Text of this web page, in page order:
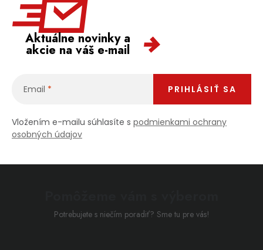
Aktuálne novinky a
akcie na váš e-mail
Email
Vložením e-mailu súhlasíte s podmienkami ochrany
osobných údajov
PRIHLÁSIŤ SA
Potrebujete s niečím poradiť? Sme tu pre vás!